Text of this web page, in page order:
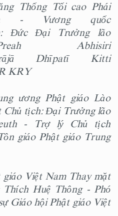
Thống Tối cao Phái
- Vương quốc
Đức Đại Trưởng lão
Abhisiri
Dhīpatī Kitti
KRY
ương Phật giáo Lào
Chủ tịch: Đại Trưởng lão
- Trợ lý Chủ tịch
giáo Phật giáo Trung
Việt Nam Thay mặt
Huệ Thông - Phó
Giáo hội Phật giáo Việt